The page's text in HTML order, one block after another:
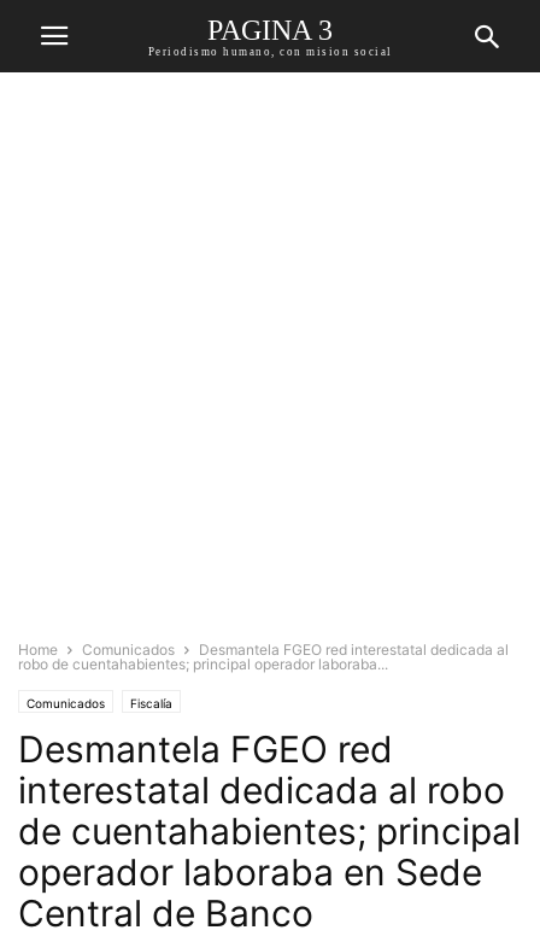
PAGINA 3
Periodismo humano, con mision social
Home Comunicados
Desmantela FGEO red interestatal dedicada al
robo de cuentahabientes; principal operador laboraba...
Comunicados Fiscalía
Desmantela FGEO red
interestatal dedicada al robo
de cuentahabientes; principal
operador laboraba en Sede
Central de Banco